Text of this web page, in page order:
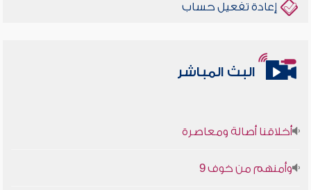
إعادة تفعيل حساب
البث المباشر
أخلاقنا أصالة ومعاصرة
وأمنهم من خوف 9